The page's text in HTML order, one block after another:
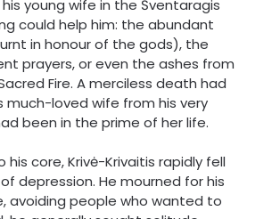
young wife in the Šventaragis
could help him: the abundant
in honour of the gods), the
prayers, or even the ashes from
Fire. A merciless death had
much-loved wife from his very
been in the prime of her life.
his core, Krivė-Krivaitis rapidly fell
depression. He mourned for his
avoiding people who wanted to